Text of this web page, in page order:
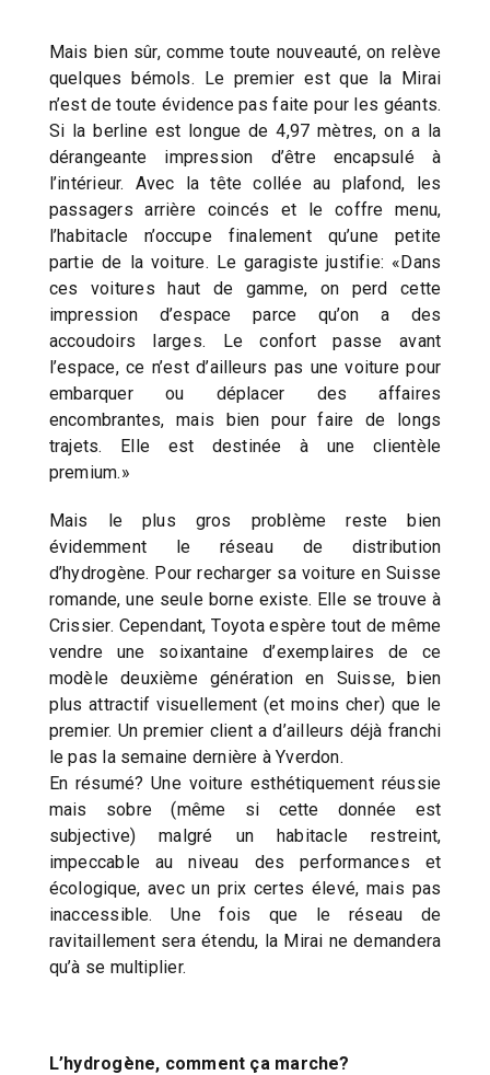
Mais bien sûr, comme toute nouveauté, on relève
quelques bémols. Le premier est que la Mirai
n’est de toute évidence pas faite pour les géants.
Si la berline est longue de 4,97 mètres, on a la
dérangeante impression d’être encapsulé à
l’intérieur. Avec la tête collée au plafond, les
passagers arrière coincés et le coffre menu,
l’habitacle n’occupe finalement qu’une petite
partie de la voiture. Le garagiste justifie: «Dans
ces voitures haut de gamme, on perd cette
impression d’espace parce qu’on a des
accoudoirs larges. Le confort passe avant
l’espace, ce n’est d’ailleurs pas une voiture pour
embarquer ou déplacer des affaires
encombrantes, mais bien pour faire de longs
trajets. Elle est destinée à une clientèle
premium.»
Mais le plus gros problème reste bien
évidemment le réseau de distribution
d’hydrogène. Pour recharger sa voiture en Suisse
romande, une seule borne existe. Elle se trouve à
Crissier. Cependant, Toyota espère tout de même
vendre une soixantaine d’exemplaires de ce
modèle deuxième génération en Suisse, bien
plus attractif visuellement (et moins cher) que le
premier. Un premier client a d’ailleurs déjà franchi
le pas la semaine dernière à Yverdon.
En résumé? Une voiture esthétiquement réussie
mais sobre (même si cette donnée est
subjective) malgré un habitacle restreint,
impeccable au niveau des performances et
écologique, avec un prix certes élevé, mais pas
inaccessible. Une fois que le réseau de
ravitaillement sera étendu, la Mirai ne demandera
qu’à se multiplier.
L’hydrogène, comment ça marche?